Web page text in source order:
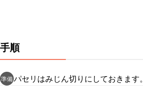
手順
準備パセリはみじん切りにしておきます。